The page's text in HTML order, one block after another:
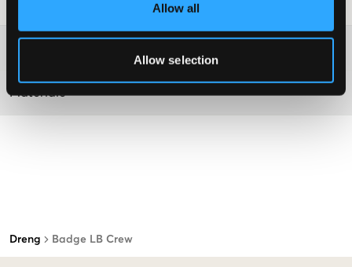
Allow all
Allow selection
Dreng Badge LB Crew
Materiale